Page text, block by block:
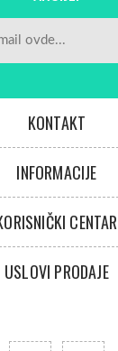
KONTAKT
INFORMACIJE
CENTAR
USLOVI PRODAJE